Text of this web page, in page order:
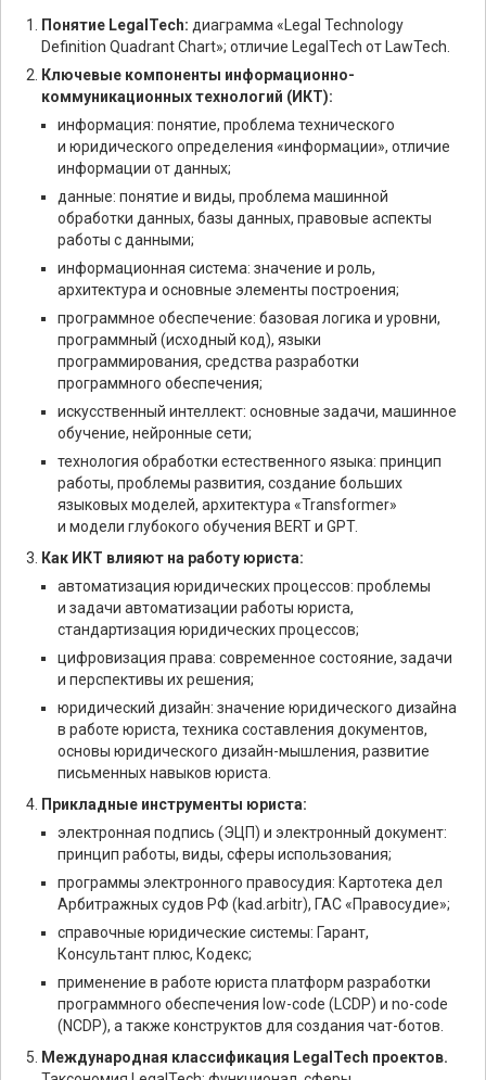
Понятие LegalTech: диаграмма «Legal Technology
Definition Quadrant Chart»; отличие LegalTech от LawTech.
Ключевые компоненты информационно-
коммуникационных технологий (ИКТ):
информация: понятие, проблема технического
и юридического определения «информации», отличие
информации от данных;
данные: понятие и виды, проблема машинной
обработки данных, базы данных, правовые аспекты
работы с данными;
информационная система: значение и роль,
архитектура и основные элементы построения;
программное обеспечение: базовая логика и уровни,
программный (исходный код), языки
программирования, средства разработки
программного обеспечения;
искусственный интеллект: основные задачи, машинное
обучение, нейронные сети;
технология обработки естественного языка: принцип
работы, проблемы развития, создание больших
языковых моделей, архитектура «Transformer»
и модели глубокого обучения BERT и GPT.
Как ИКТ влияют на работу юриста:
автоматизация юридических процессов: проблемы
и задачи автоматизации работы юриста,
стандартизация юридических процессов;
цифровизация права: современное состояние, задачи
и перспективы их решения;
юридический дизайн: значение юридического дизайна
в работе юриста, техника составления документов,
основы юридического дизайн-мышления, развитие
письменных навыков юриста.
Прикладные инструменты юриста:
электронная подпись (ЭЦП) и электронный документ:
принцип работы, виды, сферы использования;
программы электронного правосудия: Картотека дел
Арбитражных судов РФ (kad.arbitr), ГАС «Правосудие»;
справочные юридические системы: Гарант,
Консультант плюс, Кодекс;
применение в работе юриста платформ разработки
программного обеспечения low-code (LCDP) и no-code
(NCDP), а также конструктов для создания чат-ботов.
Международная классификация LegalTech проектов.